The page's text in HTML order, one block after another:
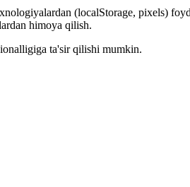
(localStorage, pixels)
himoya qilish.
ta'sir qilishi mumkin.